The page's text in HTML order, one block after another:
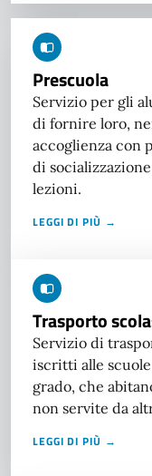
Prescuola
Servizio per gli
di fornire loro,
accoglienza con
di
lezioni.
LEGGI DI PIÙ →
Trasporto
Servizio di
iscritti alle
grado, che
non servite da
LEGGI DI PIÙ →